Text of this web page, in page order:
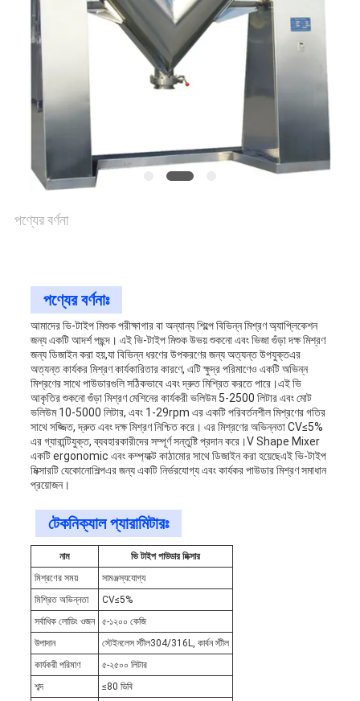
সাইটম্যাপ
গোপনীয়তা
পণ্যের বর্ণনা
পণ্যের বর্ণনাঃ
আমাদের ভি-টাইপ মিশুক পরীক্ষাগার বা অন্যান্য শিল্পে বিভিন্ন মিশ্রণ অ্যাপ্লিকেশন
জন্য একটি আদর্শ পছন্দ। এই ভি-টাইপ মিশুক উভয় শুকনো এবং ভিজা গুঁড়া দক্ষ মিশ্রণ
জন্য ডিজাইন করা হয়,যা বিভিন্ন ধরণের উপকরণের জন্য অত্যন্ত উপযুক্তএর
অত্যন্ত কার্যকর মিশ্রণ কার্যকারিতার কারণে, এটি ক্ষুদ্র পরিমাণেও একটি অভিন্ন
মিশ্রণের সাথে পাউডারগুলি সঠিকভাবে এবং দ্রুত মিশ্রিত করতে পারে।এই ভি
আকৃতির শুকনো গুঁড়া মিশ্রণ মেশিনের কার্যকরী ভলিউম 5-2500 লিটার এবং মোট
ভলিউম 10-5000 লিটার, এবং 1-29rpm এর একটি পরিবর্তনশীল মিশ্রণের গতির
সাথে সজ্জিত, দ্রুত এবং দক্ষ মিশ্রণ নিশ্চিত করে। এর মিশ্রণের অভিন্নতা CV≤5%
এর গ্যারান্টিযুক্ত, ব্যবহারকারীদের সম্পূর্ণ সন্তুষ্টি প্রদান করে।V Shape Mixer
একটি ergonomic এবং কম্প্যাক্ট কাঠামোর সাথে ডিজাইন করা হয়েছেএই ভি-টাইপ
মিক্সারটি যেকোনোশিল্পএর জন্য একটি নির্ভরযোগ্য এবং কার্যকর পাউডার মিশ্রণ সমাধান
প্রয়োজন।
টেকনিক্যাল প্যারামিটারঃ
নাম
ভি টাইপ পাউডার মিক্সার
মিশ্রণের সময়
সামঞ্জস্যযোগ্য
মিশ্রিত অভিন্নতা
CV≤5%
সর্বাধিক লোডিং ওজন
৫-১২০০ কেজি
উপাদান
স্টেইনলেস স্টীল304/316L, কার্বন স্টীল
কার্যকরী পরিমাণ
৫-২৫০০ লিটার
শব্দ
≤80 ডিবি